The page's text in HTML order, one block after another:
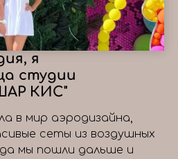
я
студии
КИС"
в мир аэродизайна,
сеты из воздушных
мы пошли дальше и